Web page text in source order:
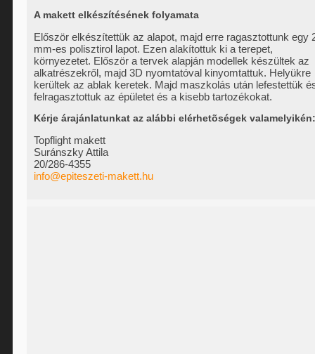
A makett elkészítésének folyamata
Először elkészítettük az alapot, majd erre ragasztottunk egy
mm-es polisztirol lapot. Ezen alakítottuk ki a terepet,
környezetet. Először a tervek alapján modellek készültek az
alkatrészekről, majd 3D nyomtatóval kinyomtattuk. Helyükre
kerültek az ablak keretek. Majd maszkolás után lefestettük
felragasztottuk az épületet és a kisebb tartozékokat.
Kérje árajánlatunkat az alábbi elérhetõségek valamelyikén:
Topflight makett
Suránszky Attila
20/286-4355
info@epiteszeti-makett.hu